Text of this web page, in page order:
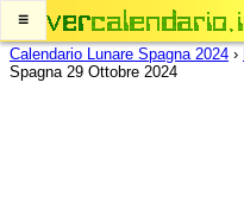
≡
Calendario Lunare Spagna 2024 ›
Spagna 29 Ottobre 2024